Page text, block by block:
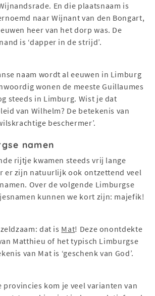
En die plaatsnaam is
naar Wijnant van den Bongart,
heer van het dorp was. De
is ‘dapper in de strijd’.
naam wordt al eeuwen in Limburg
wonen de meeste Guillaumes
steeds in Limburg. Wist je dat
van Wilhelm? De betekenis van
beschermer’.
namen
rijtje kwamen steeds vrij lange
er zijn natuurlijk ook ontzettend veel
Over de volgende Limburgse
kunnen we kort zijn: majefik!
dat is Mat! Deze onontdekte
Matthieu of het typisch Limburgse
van Mat is ‘geschenk van God’.
provincies kom je veel varianten van